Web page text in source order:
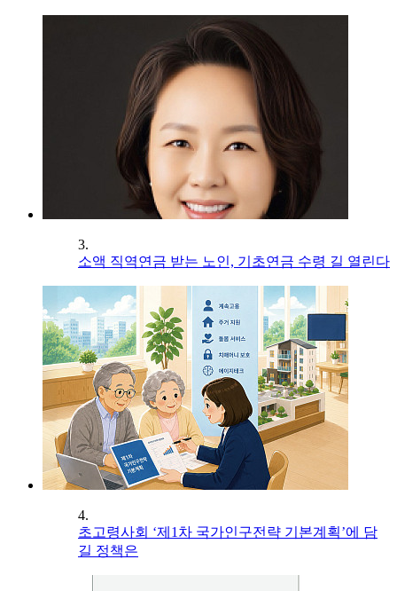
3.
소액 직역연금 받는 노인, 기초연금 수령 길 열린다
4.
초고령사회 ‘제1차 국가인구전략 기본계획’에 담
길 정책은